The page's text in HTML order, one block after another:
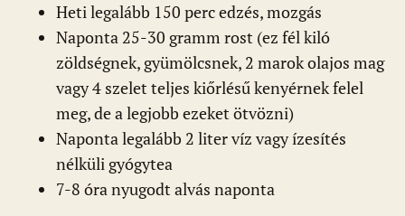
Heti legalább 150 perc edzés, mozgás
Naponta 25-30 gramm rost (ez fél kiló
zöldségnek, gyümölcsnek, 2 marok olajos mag
vagy 4 szelet teljes kiőrlésű kenyérnek felel
meg, de a legjobb ezeket ötvözni)
Naponta legalább 2 liter víz vagy ízesítés
nélküli gyógytea
7-8 óra nyugodt alvás naponta